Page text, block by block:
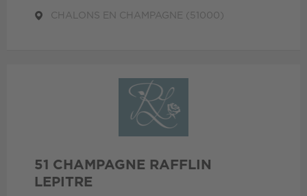
CHALONS EN CHAMPAGNE (51000)
51 CHAMPAGNE RAFFLIN
LEPITRE